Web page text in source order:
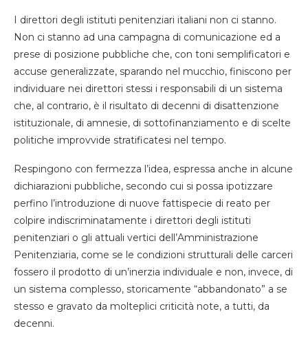
I direttori degli istituti penitenziari italiani non ci stanno.
Non ci stanno ad una campagna di comunicazione ed a
prese di posizione pubbliche che, con toni semplificatori e
accuse generalizzate, sparando nel mucchio, finiscono per
individuare nei direttori stessi i responsabili di un sistema
che, al contrario, è il risultato di decenni di disattenzione
istituzionale, di amnesie, di sottofinanziamento e di scelte
politiche improvvide stratificatesi nel tempo.
Respingono con fermezza l’idea, espressa anche in alcune
dichiarazioni pubbliche, secondo cui si possa ipotizzare
perfino l’introduzione di nuove fattispecie di reato per
colpire indiscriminatamente i direttori degli istituti
penitenziari o gli attuali vertici dell’Amministrazione
Penitenziaria, come se le condizioni strutturali delle carceri
fossero il prodotto di un’inerzia individuale e non, invece, di
un sistema complesso, storicamente “abbandonato” a se
stesso e gravato da molteplici criticità note, a tutti, da
decenni.